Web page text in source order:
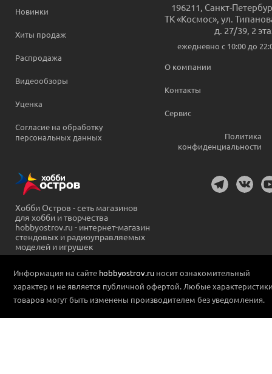
Новинки
Хиты продаж
Распродажа
Видеообзоры
Уценка
Согласие на обработку
персональных данных
196211 Санкт-
ТК «Космос», ул.
д. 27/39, 2
ежедневно c 10:00 до
О компании
Контакты
Сервис
Политика
конфиденциальности
Хобби Остров - сеть магазинов
для хобби и творчества
hobbyostrov.ru - интернет-магазин
стендовых и радиоуправляемых
моделей и игрушек
Информация на сайте hobbyostrov.ru носит ознакомительный
характер и не является публичной офертой. Любые
товаров могут быть изменены производителем без уведомления.